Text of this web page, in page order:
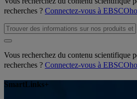
recherches ? Connectez-vous à
Vous recherchez du contenu scientifique
recherches ? Connectez-vous à
SmartLinks+